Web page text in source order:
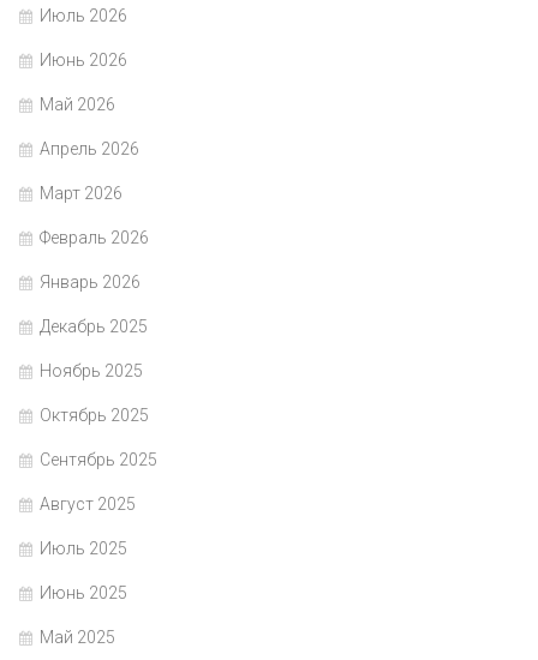
Июль 2026
Июнь 2026
Май 2026
Апрель 2026
Март 2026
Февраль 2026
Январь 2026
Декабрь 2025
Ноябрь 2025
Октябрь 2025
Сентябрь 2025
Август 2025
Июль 2025
Июнь 2025
Май 2025